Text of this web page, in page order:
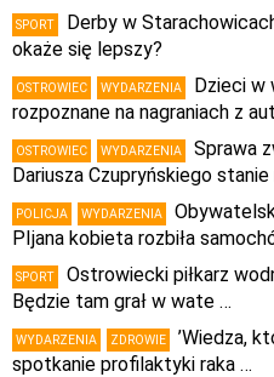
SPORT
Derby w
okaże się lepszy?
OSTROWIEC WYDARZENIA
Dzieci w
rozpoznane na nagraniach z
OSTROWIEC WYDARZENIA
Sprawa
Dariusza Czupryńskiego
POLICJA WYDARZENIA
PIjana kobieta rozbiła
SPORT
Ostrowiecki piłkarz
Będzie tam grał w wate …
WYDARZENIA ZDROWIE
’Wiedza,
spotkanie profilaktyki raka …